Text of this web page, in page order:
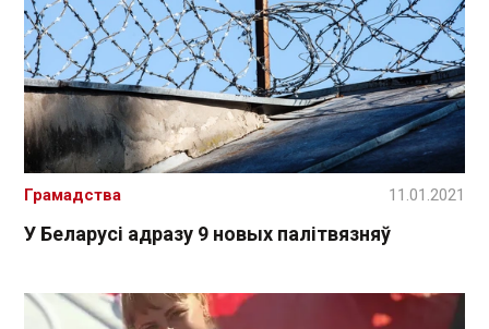
У Беларусі адразу 9 новых палітвязняў
Грамадства 11.01.2021